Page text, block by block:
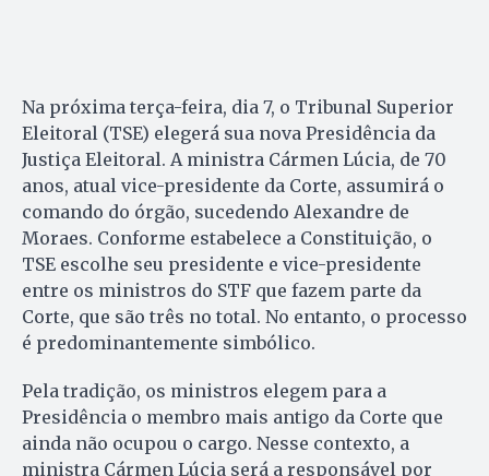
Na próxima terça-feira, dia 7, o Tribunal Superior
Eleitoral (TSE) elegerá sua nova Presidência da
Justiça Eleitoral. A ministra Cármen Lúcia, de 70
anos, atual vice-presidente da Corte, assumirá o
comando do órgão, sucedendo Alexandre de
Moraes. Conforme estabelece a Constituição, o
TSE escolhe seu presidente e vice-presidente
entre os ministros do STF que fazem parte da
Corte, que são três no total. No entanto, o processo
é predominantemente simbólico.
Pela tradição, os ministros elegem para a
Presidência o membro mais antigo da Corte que
ainda não ocupou o cargo. Nesse contexto, a
ministra Cármen Lúcia será a responsável por